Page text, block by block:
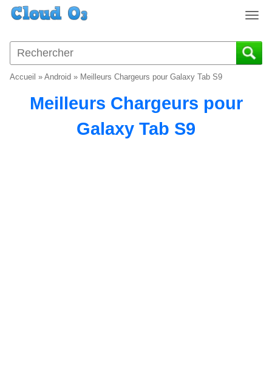
T
g
g
Accueil » Android » Meilleurs Chargeurs pour Galaxy Tab S9
Meilleurs Chargeurs pour
Galaxy Tab S9